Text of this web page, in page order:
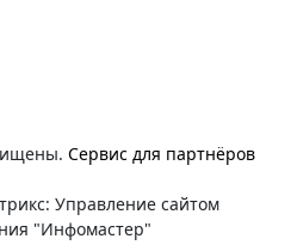
Сервис для партнёров
Управление сайтом
"Инфомастер"